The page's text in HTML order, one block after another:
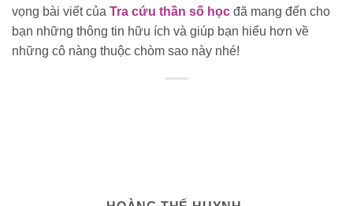
vọng bài viết của Tra cứu thần số học đã mang đến cho
bạn những thông tin hữu ích và giúp bạn hiểu hơn về
những cô nàng thuộc chòm sao này nhé!